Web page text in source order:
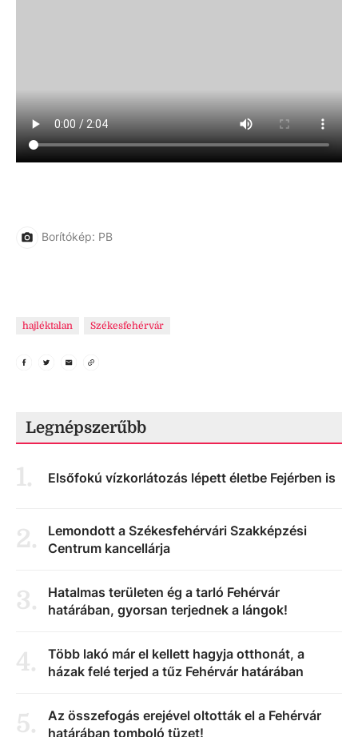
Borítókép: PB
hajléktalan Székesfehérvár
Legnépszerűbb
1. Elsőfokú vízkorlátozás lépett életbe Fejérben is
2.
Lemondott a Székesfehérvári Szakképzési
Centrum kancellárja
3.
Hatalmas területen ég a tarló Fehérvár
határában, gyorsan terjednek a lángok!
4.
Több lakó már el kellett hagyja otthonát, a
házak felé terjed a tűz Fehérvár határában
5.
Az összefogás erejével oltották el a Fehérvár
határában tomboló tüzet!